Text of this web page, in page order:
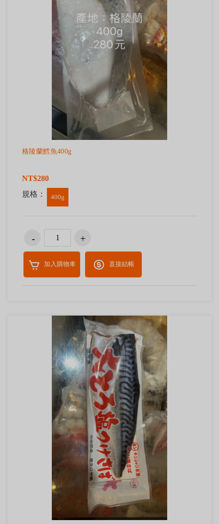
格陵蘭鱈魚400g
NT$280
規格：
400g
加入購物車 直接結帳